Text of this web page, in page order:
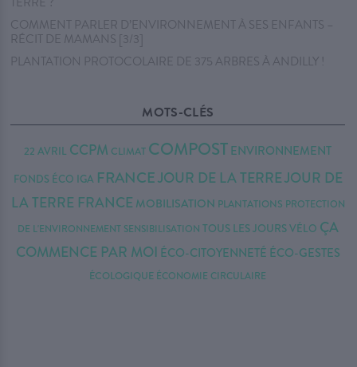
COMMENT PARLER D’ENVIRONNEMENT À SES ENFANTS –
RÉCIT DE MAMANS [3/3]
PLANTATION PROTOCOLAIRE DE 375 ARBRES À ANDILLY !
MOTS-CLÉS
22 AVRIL CCPM CLIMAT COMPOSTENVIRONNEMENT
FONDS ÉCO IGA FRANCEJOUR DE LA TERREJOUR DE
LA TERRE FRANCE MOBILISATION PLANTATIONS PROTECTION
DE L'ENVIRONNEMENT SENSIBILISATION TOUS LES JOURSVÉLO ÇA
COMMENCE PAR MOI ÉCO-CITOYENNETÉ ÉCO-GESTES
ÉCOLOGIQUE ÉCONOMIE CIRCULAIRE